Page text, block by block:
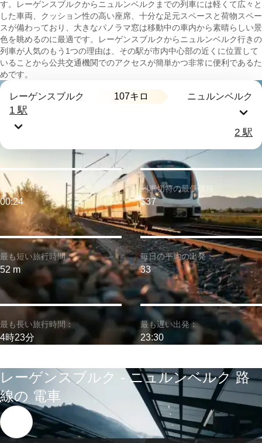
す。レーゲンスブルクからニュルンベルクまでの列車には軽くて広々と
した車両、クッション性の高い座席、十分な足元スペースと荷物スペー
スが備わっており、大きなパノラマ窓は移動中の車内から素晴らしい景
色を眺めるのに最適です。レーゲンスブルクからニュルンベルク行きの
列車が人気のもう1つの理由は、その駅が市内中心部の近くに位置して
いることから公共交通機関でのアクセスが簡単かつ非常に便利であるた
めです。
レーゲンスブルク 107キロ ニュルンベルク
1 駅
2 駅
最も短い旅行時間：
52 m
最も早い出発：
00:24
最も長い旅行時間：
4時23分
列車切符の最低価格：
$37
毎日の平均の出発：
33
最も遅い出発：
23:30
レーゲンスブルク - ニュルンベルク 路
線の 電車